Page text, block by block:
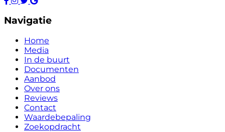
Navigatie
Home
Media
In de buurt
Documenten
Aanbod
Over ons
Reviews
Contact
Waardebepaling
Zoekopdracht